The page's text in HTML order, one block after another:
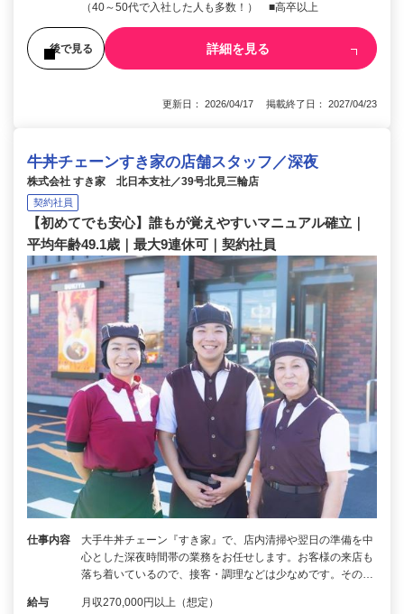
（40～50代で入社した人も多数！） ■高卒以上
後で見る 詳細を見る
更新日： 2026/04/17 掲載終了日： 2027/04/23
牛丼チェーンすき家の店舗スタッフ／深夜
株式会社 すき家 北日本支社／39号北見三輪店
契約社員
【初めてでも安心】誰もが覚えやすいマニュアル確立｜
平均年齢49.1歳｜最大9連休可｜契約社員
仕事内容
大手牛丼チェーン『すき家』で、店内清掃や翌日の準備を中
心とした深夜時間帯の業務をお任せします。お客様の来店も
落ち着いているので、接客・調理などは少なめです。その…
給与 月収270,000円以上（想定）